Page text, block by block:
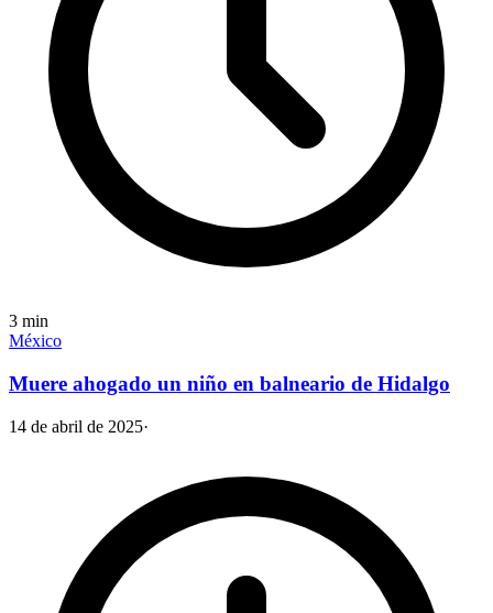
3 min
México
Muere ahogado un niño en balneario de Hidalgo
14 de abril de 2025·